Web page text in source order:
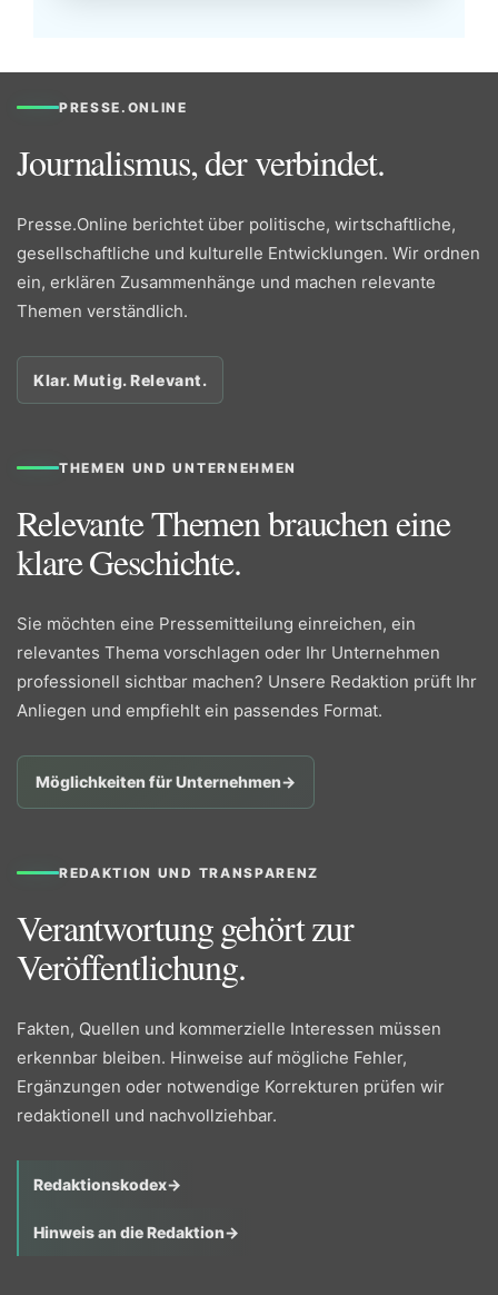
PRESSE.ONLINE
Journalismus, der verbindet.
Presse.Online berichtet über politische, wirtschaftliche,
gesellschaftliche und kulturelle Entwicklungen. Wir ordnen
ein, erklären Zusammenhänge und machen relevante
Themen verständlich.
Klar. Mutig. Relevant.
THEMEN UND UNTERNEHMEN
Relevante Themen brauchen eine
klare Geschichte.
Sie möchten eine Pressemitteilung einreichen, ein
relevantes Thema vorschlagen oder Ihr Unternehmen
professionell sichtbar machen? Unsere Redaktion prüft Ihr
Anliegen und empfiehlt ein passendes Format.
Möglichkeiten für Unternehmen→
REDAKTION UND TRANSPARENZ
Verantwortung gehört zur
Veröffentlichung.
Fakten, Quellen und kommerzielle Interessen müssen
erkennbar bleiben. Hinweise auf mögliche Fehler,
Ergänzungen oder notwendige Korrekturen prüfen wir
redaktionell und nachvollziehbar.
Redaktionskodex→
Hinweis an die Redaktion→